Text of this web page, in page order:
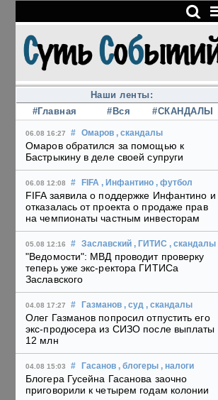
Наши ленты:
#Главная
#Вся #СКАНДАЛЫ
06.08 16:27 # Омаров , скандалы
Омаров обратился за помощью к
Бастрыкину в деле своей супруги
06.08 12:08 # FIFA , Инфантино , футбол
FIFA заявила о поддержке Инфантино и
отказалась от проекта о продаже прав
на чемпионаты частным инвесторам
05.08 12:16 # Заславский , ГИТИС , скандалы
"Ведомости": МВД проводит проверку
теперь уже экс-ректора ГИТИСа
Заславского
04.08 17:27 # Газманов , суд , скандалы
Олег Газманов попросил отпустить его
экс-продюсера из СИЗО после выплаты
12 млн
04.08 15:03 # Гасанов , блогеры , налоги
Блогера Гусейна Гасанова заочно
приговорили к четырем годам колонии